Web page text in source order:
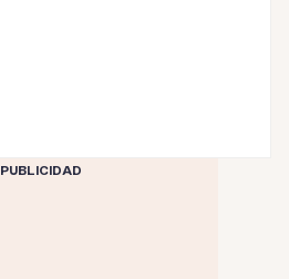
PUBLICIDAD